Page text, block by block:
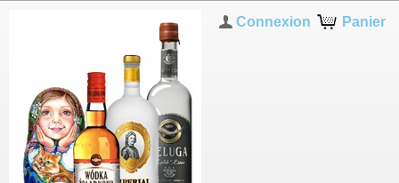
Panier
Connexion